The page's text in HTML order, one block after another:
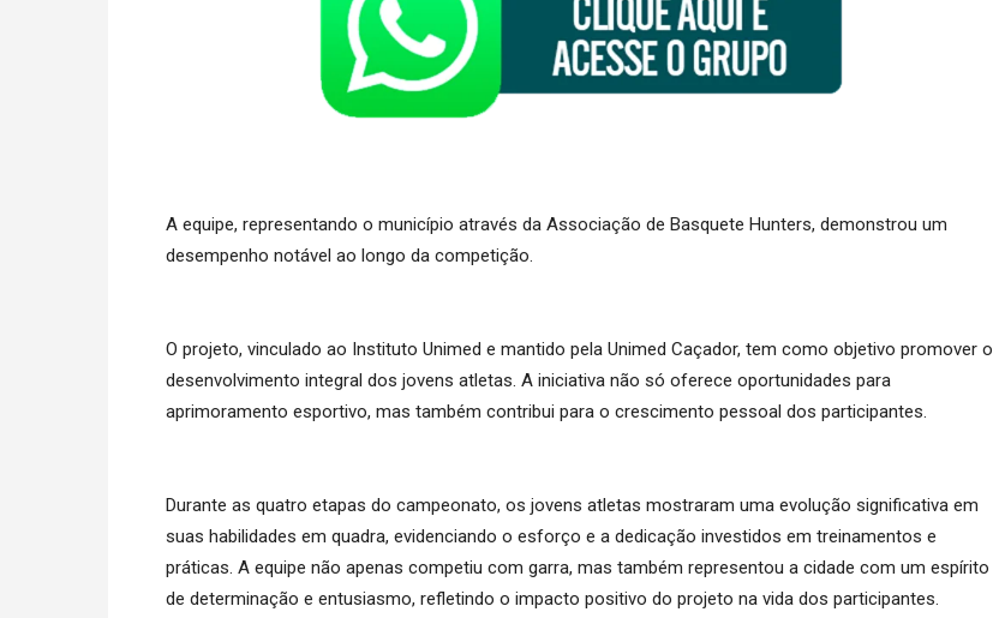
A equipe, representando o município através da Associação de Basquete Hunters, demonstrou um
desempenho notável ao longo da competição.
O projeto, vinculado ao Instituto Unimed e mantido pela Unimed Caçador, tem como objetivo promover o
desenvolvimento integral dos jovens atletas. A iniciativa não só oferece oportunidades para
aprimoramento esportivo, mas também contribui para o crescimento pessoal dos participantes.
Durante as quatro etapas do campeonato, os jovens atletas mostraram uma evolução significativa em
suas habilidades em quadra, evidenciando o esforço e a dedicação investidos em treinamentos e
práticas. A equipe não apenas competiu com garra, mas também representou a cidade com um espírito
de determinação e entusiasmo, refletindo o impacto positivo do projeto na vida dos participantes.